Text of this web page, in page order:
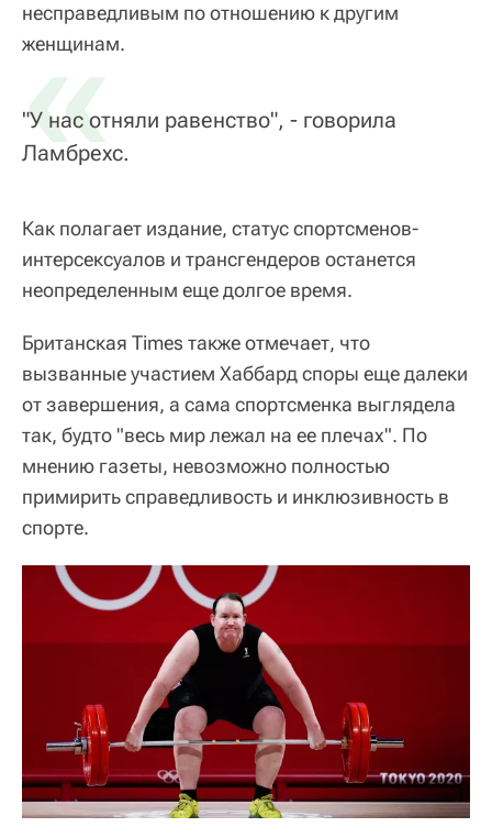
несправедливым по отношению к другим
женщинам.
«
"У нас отняли равенство", - говорила
Ламбрехс.
Как полагает издание, статус спортсменов-
интерсексуалов и трансгендеров останется
неопределенным еще долгое время.
Британская Times также отмечает, что
вызванные участием Хаббард споры еще далеки
от завершения, а сама спортсменка выглядела
так, будто "весь мир лежал на ее плечах". По
мнению газеты, невозможно полностью
примирить справедливость и инклюзивность в
спорте.